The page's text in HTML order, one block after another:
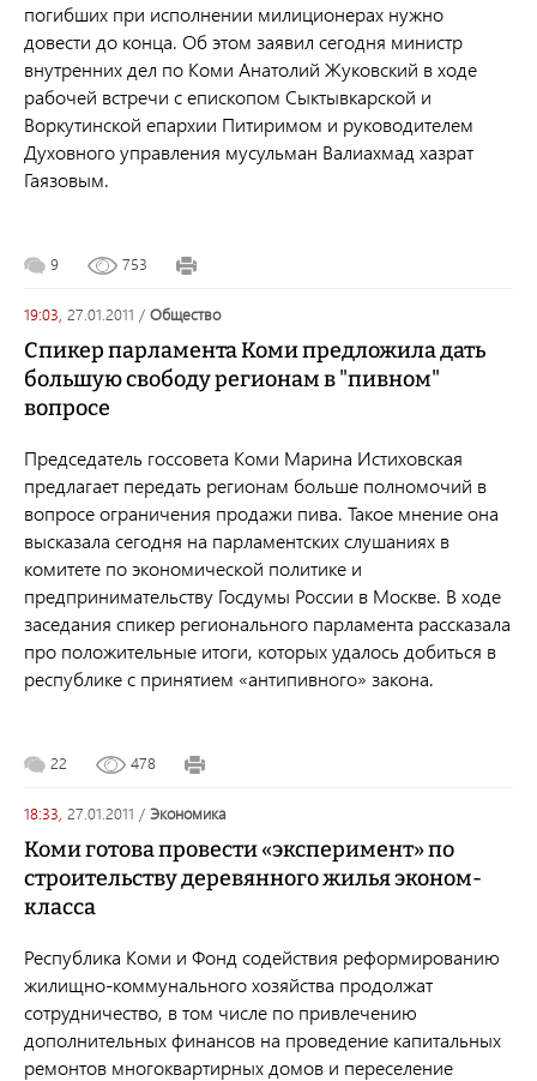
погибших при исполнении милиционерах нужно
довести до конца. Об этом заявил сегодня министр
внутренних дел по Коми Анатолий Жуковский в ходе
рабочей встречи с епископом Сыктывкарской и
Воркутинской епархии Питиримом и руководителем
Духовного управления мусульман Валиахмад хазрат
Гаязовым.
9 753
19:03, 27.01.2011 / общество
Спикер парламента Коми предложила дать
большую свободу регионам в "пивном"
вопросе
Председатель госсовета Коми Марина Истиховская
предлагает передать регионам больше полномочий в
вопросе ограничения продажи пива. Такое мнение она
высказала сегодня на парламентских слушаниях в
комитете по экономической политике и
предпринимательству Госдумы России в Москве. В ходе
заседания спикер регионального парламента рассказала
про положительные итоги, которых удалось добиться в
республике с принятием «антипивного» закона.
22 478
18:33, 27.01.2011 / экономика
Коми готова провести «эксперимент» по
строительству деревянного жилья эконом-
класса
Республика Коми и Фонд содействия реформированию
жилищно-коммунального хозяйства продолжат
сотрудничество, в том числе по привлечению
дополнительных финансов на проведение капитальных
ремонтов многоквартирных домов и переселение